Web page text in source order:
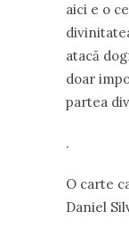
aici e o
atacă
doar
partea
.
O carte
Daniel